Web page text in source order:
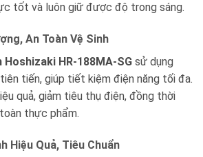
tốt và luôn giữ được độ trong sáng.
An Toàn Vệ Sinh
Hoshizaki HR-188MA-SG sử dụng
tiến, giúp tiết kiệm điện năng tối đa.
quả, giảm tiêu thụ điện, đồng thời
thực phẩm.
Hiệu Quả, Tiêu Chuẩn